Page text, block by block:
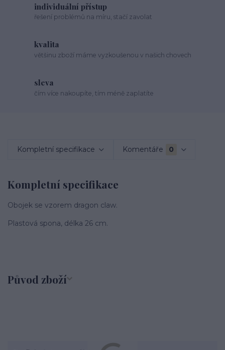
individuální přístup
řešení problémů na míru, stačí zavolat
kvalita
většinu zboží máme vyzkoušenou v našich chovech
sleva
čím více nakoupíte, tím méně zaplatíte
Kompletní specifikace Komentáře 0
Kompletní specifikace
Obojek se vzorem dragon claw.
Plastová spona, délka 26 cm.
Původ zboží